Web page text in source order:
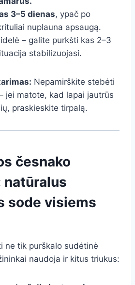
3–5 dienas, ypač po
nuplauna apsaugą.
– galite purkšti kas 2–3
stabilizuojasi.
Nepamirškite stebėti
jei matote, kad lapai jautrūs
praskieskite tirpalą.
česnako
natūralus
sode visiems
ne tik purškalo sudėtinė
naudoja ir kitus triukus: